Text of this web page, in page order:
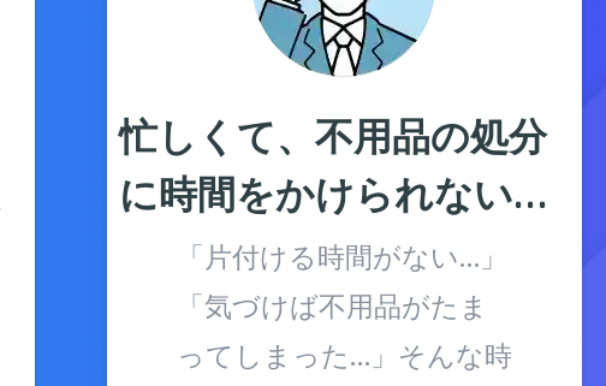
忙しくて、不用品の処分
に時間をかけられない…
「片付ける時間がない…」
「気づけば不用品がたま
ってしまった…」そんな時